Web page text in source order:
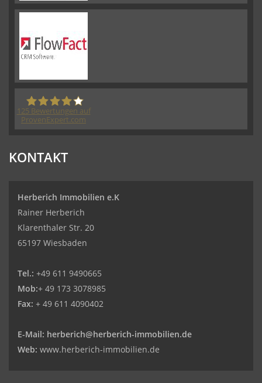
125 Bewertungen auf
ProvenExpert.com
KONTAKT
Herberich Immobilien e.K
Rainer Herberich
Klarenthaler Str. 20
65197 Wiesbaden
Tel.: +49 611 9490665
Mob:+ 49 173 3078985
Fax: + 49 611 4090402
E-Mail: herberich@herberich-immobilien.de
Web: www.herberich-immobilien.de